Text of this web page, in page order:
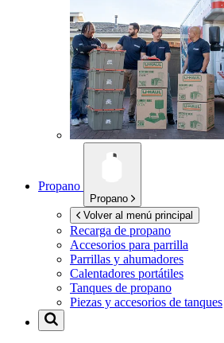
Propano
Propano
Volver al menú principal
Recarga de propano
Accesorios para parrilla
Parrillas y ahumadores
Calentadores portátiles
Tanques de propano
Piezas y accesorios de tanques